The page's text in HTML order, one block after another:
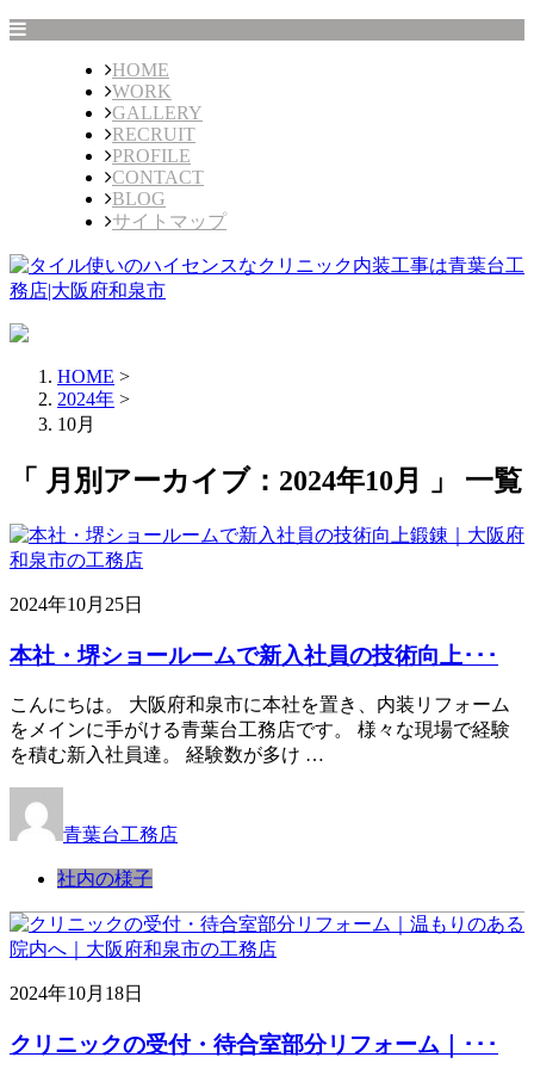
HOME
WORK
GALLERY
RECRUIT
PROFILE
CONTACT
BLOG
サイトマップ
HOME >
2024年 >
10月
「 月別アーカイブ：2024年10月 」 一覧
2024年10月25日
本社・堺ショールームで新入社員の技術向上･･･
こんにちは。 大阪府和泉市に本社を置き、内装リフォーム
をメインに手がける青葉台工務店です。 様々な現場で経験
を積む新入社員達。 経験数が多け …
青葉台工務店
社内の様子
2024年10月18日
クリニックの受付・待合室部分リフォーム｜･･･